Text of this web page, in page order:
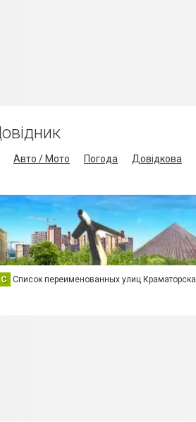
Авто / Мото Погода Довідкова
С Список переименованных улиц Краматорска